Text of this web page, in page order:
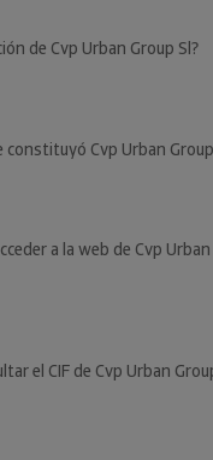
de Cvp Urban Group Sl?
constituyó Cvp Urban
a la web de Cvp
el CIF de Cvp Urban